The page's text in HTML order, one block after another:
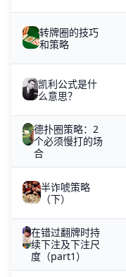
转牌圈的技巧
和策略
凯利公式是什
么意思？
德扑圈策略：2
个必须慢打的场
合
半诈唬策略
（下）
在错过翻牌时持
续下注及下注尺
度（part1）